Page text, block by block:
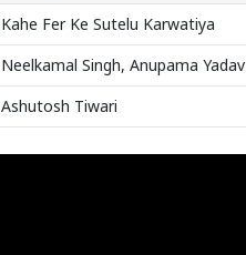
Kahe Fer Ke Sutelu Karwatiya
Neelkamal Singh, Anupama Yadav
Ashutosh Tiwari